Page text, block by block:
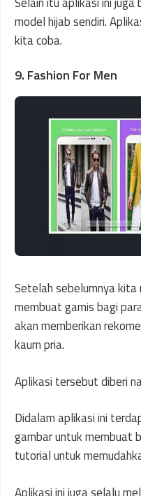
model hijab sendiri.
kita coba.
9. Fashion For Men
Setelah sebelumnya
membuat gamis bagi
akan memberikan
kaum pria.
Aplikasi tersebut diberi
Didalam aplikasi ini
gambar untuk membuat
tutorial untuk
Aplikasi ini juga selalu